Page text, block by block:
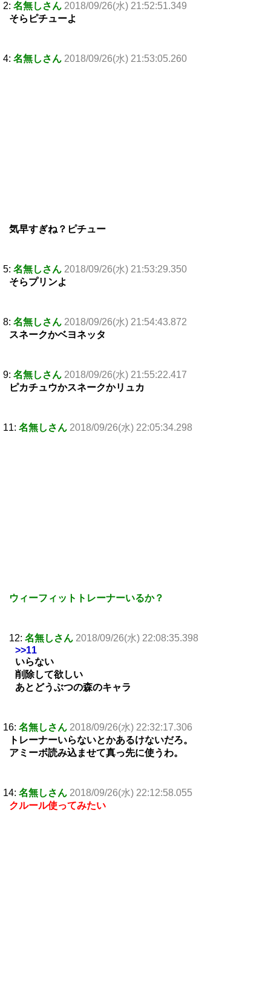
2: 名無しさん 2018/09/26(水) 21:52:51.349
そらピチューよ
4: 名無しさん 2018/09/26(水) 21:53:05.260
気早すぎね？ピチュー
5: 名無しさん 2018/09/26(水) 21:53:29.350
そらプリンよ
8: 名無しさん 2018/09/26(水) 21:54:43.872
スネークかベヨネッタ
9: 名無しさん 2018/09/26(水) 21:55:22.417
ピカチュウかスネークかリュカ
11: 名無しさん 2018/09/26(水) 22:05:34.298
ウィーフィットトレーナーいるか？
12: 名無しさん 2018/09/26(水) 22:08:35.398
>>11
いらない
削除して欲しい
あとどうぶつの森のキャラ
16: 名無しさん 2018/09/26(水) 22:32:17.306
トレーナーいらないとかあるけないだろ。
アミーボ読み込ませて真っ先に使うわ。
14: 名無しさん 2018/09/26(水) 22:12:58.055
クルール使ってみたい